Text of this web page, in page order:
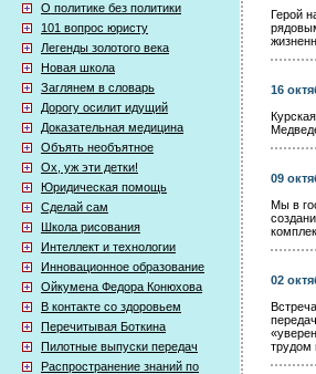
О политике без политики
101 вопрос юристу
Легенды золотого века
Новая школа
Заглянем в словарь
Дорогу осилит идущий
Доказательная медицина
Объять необъятное
Ох, уж эти детки!
Юридическая помощь
Сделай сам
Школа рисования
Интеллект и технологии
Инновационное образование
Ойкумена Федора Конюхова
В контакте со здоровьем
Перечитывая Боткина
Пилотные выпуски передач
Распространение знаний по
Герой
16
09
Мы в
02
трудом